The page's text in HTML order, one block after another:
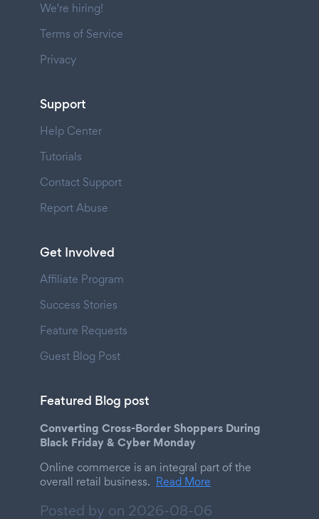
We're hiring!
Terms of Service
Privacy
Support
Help Center
Tutorials
Contact Support
Report Abuse
Get Involved
Affiliate Program
Success Stories
Feature Requests
Guest Blog Post
Featured Blog post
Converting Cross-Border Shoppers During
Black Friday & Cyber Monday
Online commerce is an integral part of the
overall retail business. Read More
Posted by on 2026-08-06